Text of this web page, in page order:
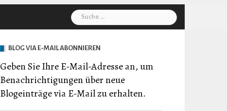
Suche
nach:
BLOG VIA E-MAIL ABONNIEREN
Geben Sie Ihre E-Mail-Adresse an, um
Benachrichtigungen über neue
Blogeinträge via E-Mail zu erhalten.